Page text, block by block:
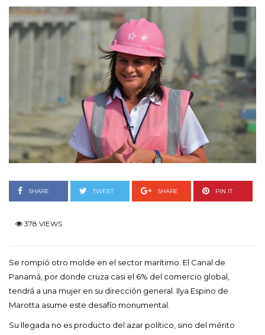
SHARE TWEET SHARE PIN IT
378 VIEWS
Se rompió otro molde en el sector marítimo. El Canal de
Panamá, por donde cruza casi el 6% del comercio global,
tendrá a una mujer en su dirección general. Ilya Espino de
Marotta asume este desafío monumental.
Su llegada no es producto del azar político, sino del mérito